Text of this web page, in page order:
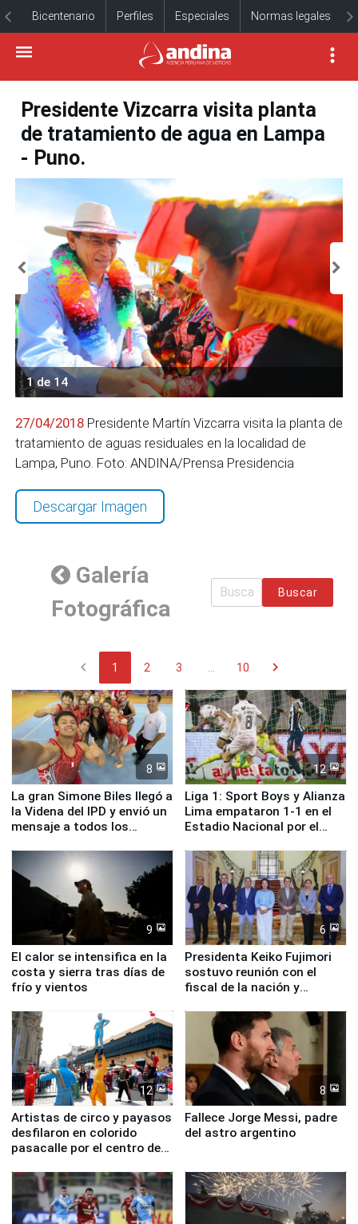
Bicentenario Perfiles Especiales Normas legales
Presidente Vizcarra visita planta
de tratamiento de agua en Lampa
- Puno.
1 de 14
27/04/2018 Presidente Martín Vizcarra visita la planta de
tratamiento de aguas residuales en la localidad de
Lampa, Puno. Foto: ANDINA/Prensa Presidencia
Descargar Imagen
Galería
Fotográfica
Buscar
chevron_left 1 2 3 10 chevron_right
8
La gran Simone Biles llegó a
la Videna del IPD y envió un
mensaje a todos los
12
Liga 1: Sport Boys y Alianza
Lima empataron 1-1 en el
Estadio Nacional por el
9
El calor se intensifica en la
costa y sierra tras días de
frío y vientos
6
Presidenta Keiko Fujimori
sostuvo reunión con el
fiscal de la nación y
12
Artistas de circo y payasos
desfilaron en colorido
pasacalle por el centro de
8
Fallece Jorge Messi, padre
del astro argentino